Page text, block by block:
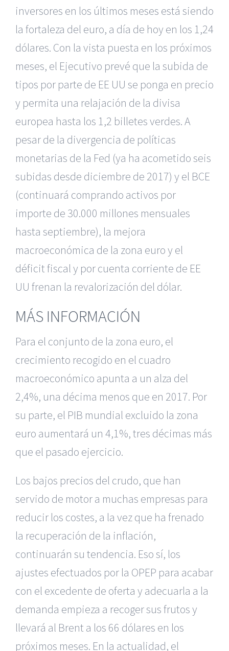
inversores en los últimos meses está siendo
la fortaleza del euro, a día de hoy en los 1,24
dólares. Con la vista puesta en los próximos
meses, el Ejecutivo prevé que la subida de
tipos por parte de EE UU se ponga en precio
y permita una relajación de la divisa
europea hasta los 1,2 billetes verdes. A
pesar de la divergencia de políticas
monetarias de la Fed (ya ha acometido seis
subidas desde diciembre de 2017) y el BCE
(continuará comprando activos por
importe de 30.000 millones mensuales
hasta septiembre), la mejora
macroeconómica de la zona euro y el
déficit fiscal y por cuenta corriente de EE
UU frenan la revalorización del dólar.
MÁS INFORMACIÓN
Para el conjunto de la zona euro, el
crecimiento recogido en el cuadro
macroeconómico apunta a un alza del
2,4%, una décima menos que en 2017. Por
su parte, el PIB mundial excluido la zona
euro aumentará un 4,1%, tres décimas más
que el pasado ejercicio.
Los bajos precios del crudo, que han
servido de motor a muchas empresas para
reducir los costes, a la vez que ha frenado
la recuperación de la inflación,
continuarán su tendencia. Eso sí, los
ajustes efectuados por la OPEP para acabar
con el excedente de oferta y adecuarla a la
demanda empieza a recoger sus frutos y
llevará al Brent a los 66 dólares en los
próximos meses. En la actualidad, el
|Reclamación de Accidentes en Alicante| Reclamación